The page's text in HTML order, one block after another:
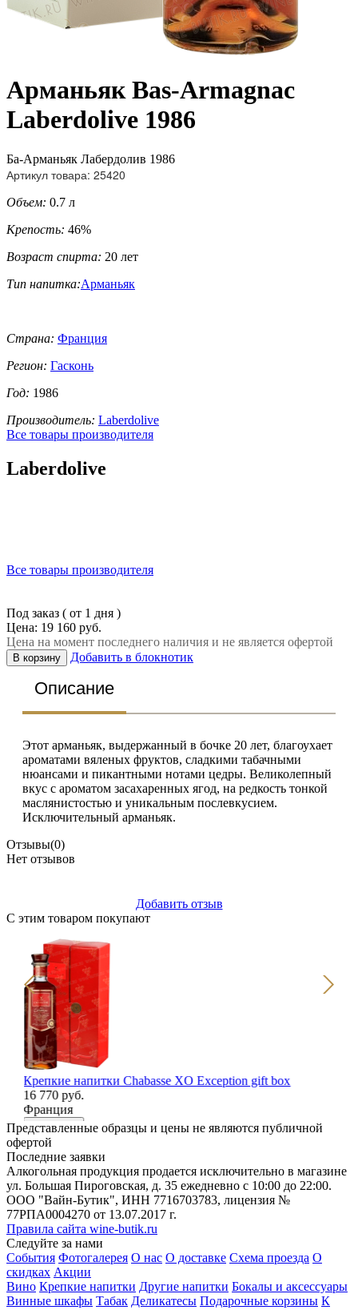
Арманьяк Bas-Armagnac
Laberdolive 1986
Ба-Арманьяк Лабердолив 1986
Артикул товара: 25420
Объем: 0.7 л
Крепость: 46%
Возраст спирта: 20 лет
Тип напитка:Арманьяк
Страна: Франция
Регион: Гасконь
Год: 1986
Производитель: Laberdolive
Все товары производителя
Laberdolive
Все товары производителя
Под заказ ( от 1 дня )
Цена: 19 160 руб.
Цена на момент последнего наличия и не является офертой
В корзину Добавить в блокнотик
Описание
Этот арманьяк, выдержанный в бочке 20 лет, благоухает
ароматами вяленых фруктов, сладкими табачными
нюансами и пикантными нотами цедры. Великолепный
вкус с ароматом засахаренных ягод, на редкость тонкой
маслянистостью и уникальным послевкусием.
Исключительный арманьяк.
Отзывы(0)
Нет отзывов
Добавить отзыв
С этим товаром покупают
Крепкие напитки Chabasse XO Exception gift box
16 770 руб.
Франция
В корзину
Представленные образцы и цены не являются публичной
офертой
Последние заявки
Алкогольная продукция продается исключительно в магазине
ул. Большая Пироговская, д. 35 ежедневно с 10:00 до 22:00.
ООО "Вайн-Бутик", ИНН 7716703783, лицензия №
77РПА0004270 от 13.07.2017 г.
Правила сайта wine-butik.ru
Следуйте за нами
События Фотогалерея О нас О доставке Схема проезда О
скидках Акции
Вино Крепкие напитки Другие напитки Бокалы и аксессуары
Винные шкафы Табак Деликатесы Подарочные корзины К